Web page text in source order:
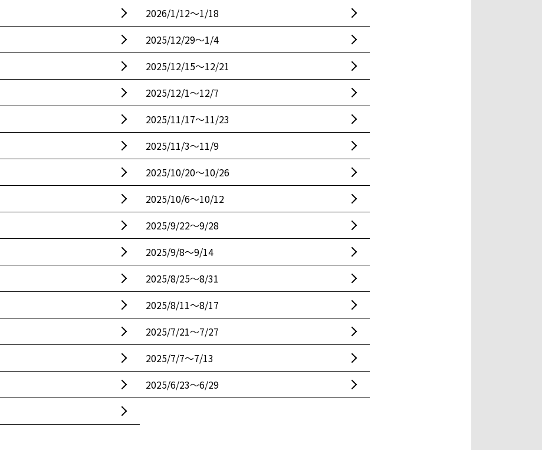
2026/1/12〜1/18
2025/12/29〜1/4
2025/12/15〜12/21
2025/12/1〜12/7
2025/11/17〜11/23
2025/11/3〜11/9
2025/10/20〜10/26
2025/10/6〜10/12
2025/9/22〜9/28
2025/9/8〜9/14
2025/8/25〜8/31
2025/8/11〜8/17
2025/7/21〜7/27
2025/7/7〜7/13
2025/6/23〜6/29